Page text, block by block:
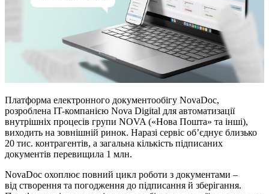
Платформа електронного документообігу NovaDoc,
розроблена IT-компанією Nova Digital для автоматизації
внутрішніх процесів групи NOVA («Нова Пошта» та інші),
виходить на зовнішній ринок. Наразі сервіс об’єднує близько
20 тис. контрагентів, а загальна кількість підписаних
документів перевищила 1 млн.
NovaDoc охоплює повний цикл роботи з документами –
від створення та погодження до підписання й зберігання.